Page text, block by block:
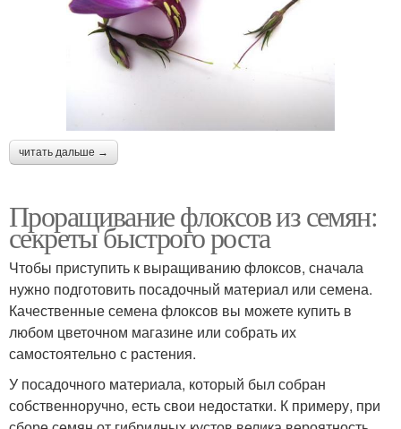
читать дальше →
Проращивание флоксов из семян:
секреты быстрого роста
Чтобы приступить к выращиванию флоксов, сначала
нужно подготовить посадочный материал или семена.
Качественные семена флоксов вы можете купить в
любом цветочном магазине или собрать их
самостоятельно с растения.
У посадочного материала, который был собран
собственноручно, есть свои недостатки. К примеру, при